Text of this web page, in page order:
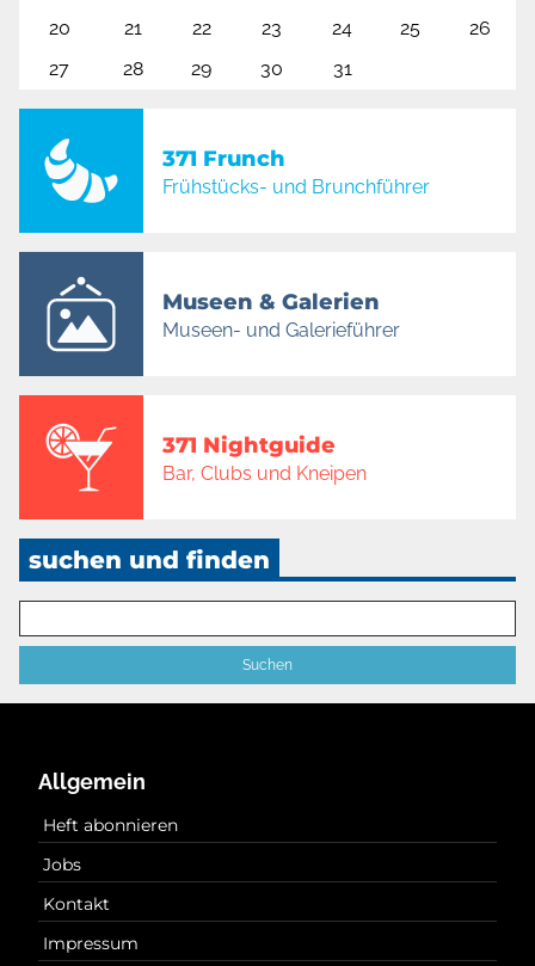
20
21 22 23 24 25
26
27
28 29 30 31
371 Frunch
Frühstücks- und Brunchführer
Museen & Galerien
Museen- und Galerieführer
371 Nightguide
Bar, Clubs und Kneipen
suchen und finden
Allgemein
Heft abonnieren
Jobs
Kontakt
Impressum